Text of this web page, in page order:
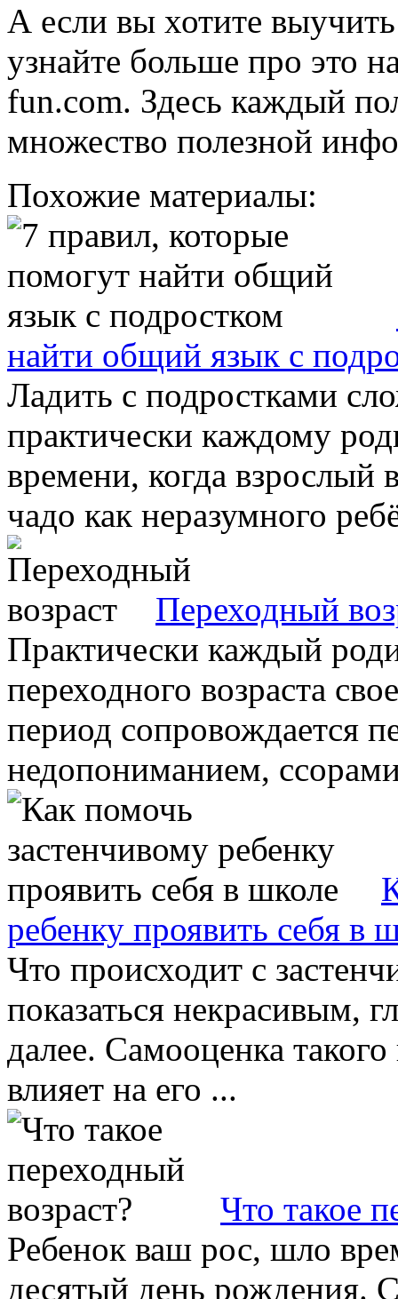
А если вы хотите
узнайте больше про это
fun.com. Здесь каждый
множество полезной
Похожие материалы:
найти общий язык с
Ладить с подростками
практически каждому
времени, когда взрослый
чадо как неразумного
Переходный
Практически каждый
переходного возраста
период сопровождается
недопониманием,
ребенку проявить себя в
Что происходит с
показаться некрасивым,
далее. Самооценка
влияет на его ...
Что такое
Ребенок ваш рос, шло
десятый день рождения.